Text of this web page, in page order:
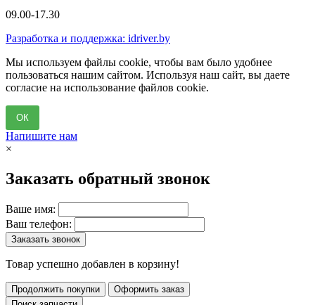
09.00-17.30
Разработка и поддержка: idriver.by
Мы используем файлы cookie, чтобы вам было удобнее
пользоваться нашим сайтом. Используя наш сайт, вы даете
согласие на использование файлов cookie.
ОК
Напишите нам
×
Заказать обратный звонок
Ваше имя:
Ваш телефон:
Заказать звонок
Товар успешно добавлен в корзину!
Продолжить покупки
Оформить заказ